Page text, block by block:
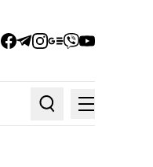
facebook
telegram
instagram
google_news
viberyoutube
Пошук по статтях
Меню